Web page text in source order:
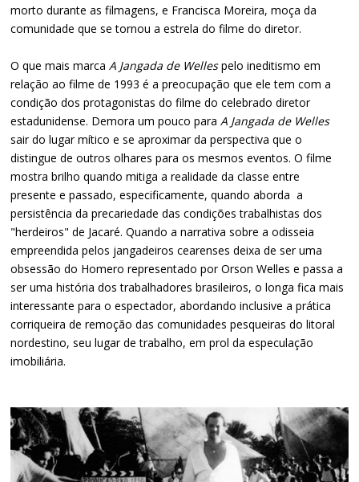
morto durante as filmagens, e Francisca Moreira, moça da
comunidade que se tornou a estrela do filme do diretor.
O que mais marcaA Jangada de Wellespelo ineditismo em
relação ao filme de 1993 é a preocupação que ele tem com a
condição dos protagonistas do filme do celebrado diretor
estadunidense. Demora um pouco paraA Jangada de Welles
sair do lugar mítico e se aproximar da perspectiva que o
distingue de outros olhares para os mesmos eventos. O filme
mostra brilho quando mitiga a realidade da classe entre
presente e passado, especificamente, quando aborda a
persistência da precariedade das condições trabalhistas dos
"herdeiros" de Jacaré. Quando a narrativa sobre a odisseia
empreendida pelos jangadeiros cearenses deixa de ser uma
obsessão do Homero representado por Orson Welles e passa a
ser uma história dos trabalhadores brasileiros, o longa fica mais
interessante para o espectador, abordando inclusive a prática
corriqueira de remoção das comunidades pesqueiras do litoral
nordestino, seu lugar de trabalho, em prol da especulação
imobiliária.